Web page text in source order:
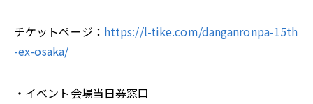
チケットページ： https://l-tike.com/danganronpa-15th
-ex-osaka/
・イベント会場当日券窓口